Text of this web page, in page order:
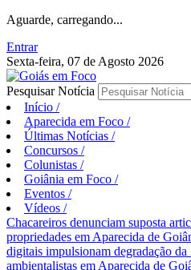
Aguarde, carregando...
Entrar
Sexta-feira, 07 de Agosto 2026
Pesquisar Notícia
Início /
Aparecida em Foco /
Últimas Notícias /
Concursos /
Colunistas /
Goiânia em Foco /
Eventos /
Vídeos /
Chacareiros denunciam suposta
propriedades em Aparecida de
digitais impulsionam degradação
ambientalistas em Aparecida de